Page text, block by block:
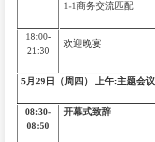
1-1商务交流匹配
18:00-
21:30
欢迎晚宴
5月 29 日（周四） 上午:主题会议
08:30-
08:50
开幕式致辞